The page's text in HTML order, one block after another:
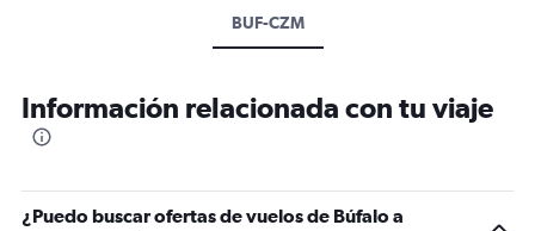
BUF-CZM
Información relacionada con tu viaje
¿Puedo buscar ofertas de vuelos de Búfalo a